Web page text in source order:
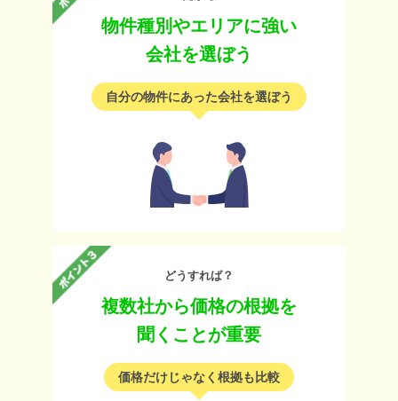
物件種別やエリアに強い
会社を選ぼう
自分の物件にあった会社を選ぼう
どうすれば？
複数社から価格の根拠を
聞くことが重要
価格だけじゃなく根拠も比較